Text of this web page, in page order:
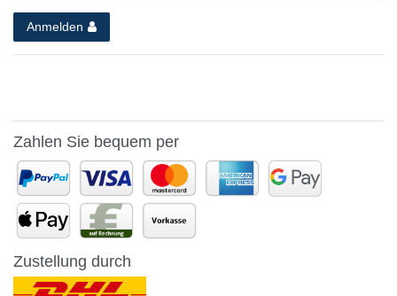
Anmelden
Zahlen Sie bequem per
Zustellung durch